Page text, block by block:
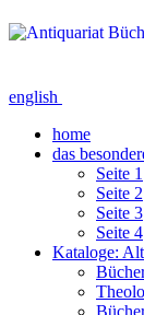
english
home
das
Seite 1
Seite 2
Seite 3
Seite 4
Kataloge: